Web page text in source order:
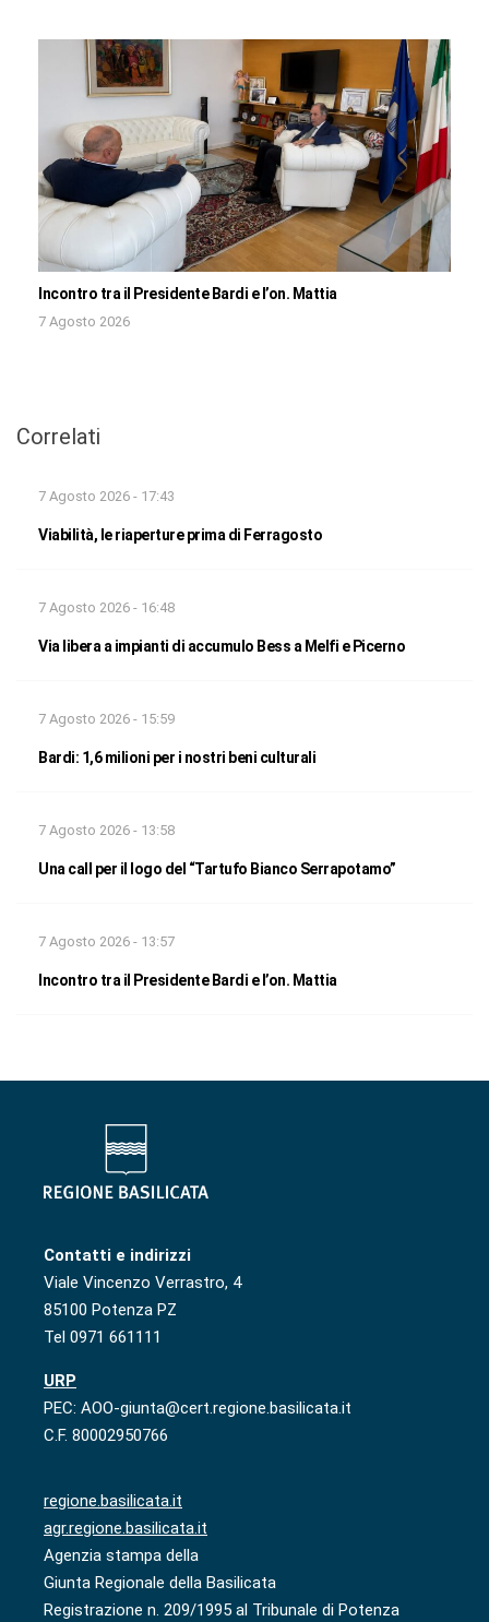
Incontro tra il Presidente Bardi e l’on. Mattia
7 Agosto 2026
Correlati
7 Agosto 2026 - 17:43
Viabilità, le riaperture prima di Ferragosto
7 Agosto 2026 - 16:48
Via libera a impianti di accumulo Bess a Melfi e Picerno
7 Agosto 2026 - 15:59
Bardi: 1,6 milioni per i nostri beni culturali
7 Agosto 2026 - 13:58
Una call per il logo del “Tartufo Bianco Serrapotamo”
7 Agosto 2026 - 13:57
Incontro tra il Presidente Bardi e l’on. Mattia
Contatti e indirizzi
Viale Vincenzo Verrastro, 4
85100 Potenza PZ
Tel 0971 661111
URP
PEC: AOO-giunta@cert.regione.basilicata.it
C.F. 80002950766
regione.basilicata.it
agr.regione.basilicata.it
Agenzia stampa della
Giunta Regionale della Basilicata
Registrazione n. 209/1995 al Tribunale di Potenza